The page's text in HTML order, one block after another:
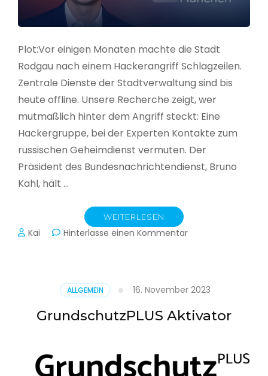
Plot:Vor einigen Monaten machte die Stadt
Rodgau nach einem Hackerangriff Schlagzeilen.
Zentrale Dienste der Stadtverwaltung sind bis
heute offline. Unsere Recherche zeigt, wer
mutmaßlich hinter dem Angriff steckt: Eine
Hackergruppe, bei der Experten Kontakte zum
russischen Geheimdienst vermuten. Der
Präsident des Bundesnachrichtendienst, Bruno
Kahl, hält …
WEITERLESEN
Kai Hinterlasse einen Kommentarzu
Schlacht
im
Netz
ALLGEMEIN 16. November 2023
GrundschutzPLUS Aktivator